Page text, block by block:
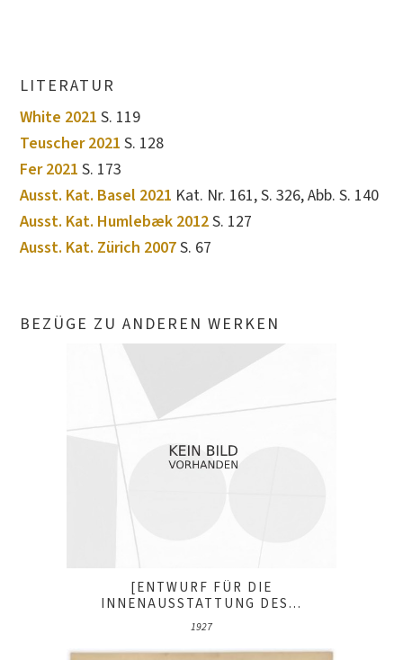
LITERATUR
White 2021 S. 119
Teuscher 2021 S. 128
Fer 2021 S. 173
Ausst. Kat. Basel 2021 Kat. Nr. 161, S. 326, Abb. S. 140
Ausst. Kat. Humlebæk 2012S. 127
Ausst. Kat. Zürich 2007S. 67
BEZÜGE ZU ANDEREN WERKEN
[ENTWURF FÜR DIE
INNENAUSSTATTUNG DES...
1927